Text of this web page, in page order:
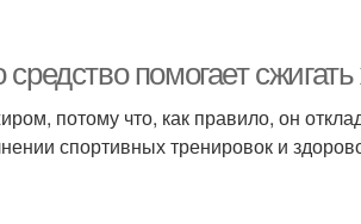
средство помогает
потому что, как правило, он
спортивных тренировок и